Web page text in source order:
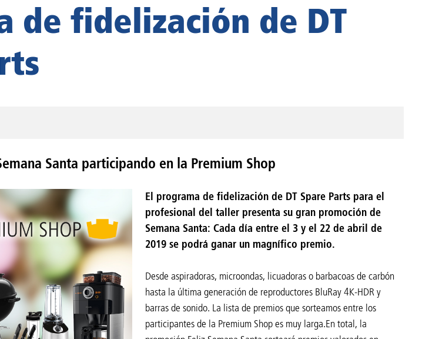
de fidelización de DT
Santa participando en la Premium Shop
El programa de fidelización de DT Spare Parts para el
profesional del taller presenta su gran promoción de
Semana Santa: Cada día entre el 3 y el 22 de abril de
2019 se podrá ganar un magnífico premio.
Desde aspiradoras, microondas, licuadoras o barbacoas de carbón
hasta la última generación de reproductores BluRay 4K-HDR y
barras de sonido. La lista de premios que sorteamos entre los
participantes de la Premium Shop es muy larga.En total, la